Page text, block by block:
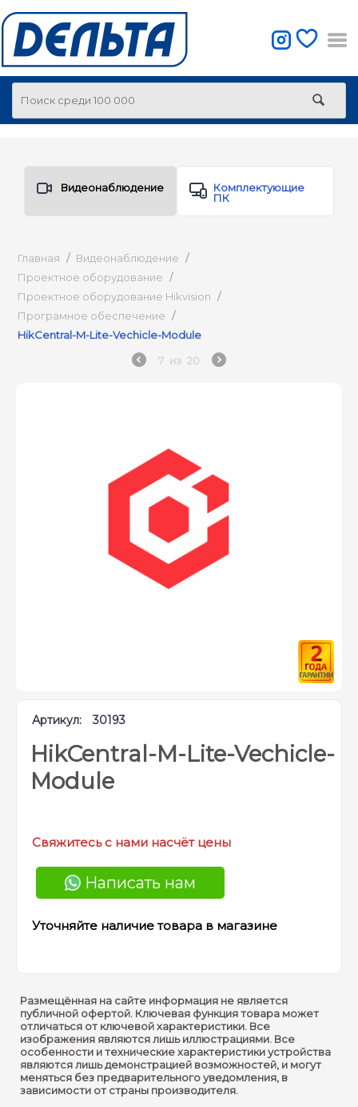
Видеонаблюдение
Комплектующие
ПК
Главная / Видеонаблюдение /
Проектное оборудование /
Проектное оборудование Hikvision /
Програмное обеспечение /
HikCentral-M-Lite-Vechicle-Module
7 из 20
Артикул: 30193
HikCentral-M-Lite-Vechicle-
Module
Свяжитесь с нами насчёт цены
Написать нам
Уточняйте наличие товара в магазине
Размещённая на сайте информация не является
публичной офертой. Ключевая функция товара может
отличаться от ключевой характеристики. Все
изображения являются лишь иллюстрациями. Все
особенности и технические характеристики устройства
являются лишь демонстрацией возможностей, и могут
меняться без предварительного уведомления, в
зависимости от страны производителя.